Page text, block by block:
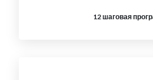
12 шаговая